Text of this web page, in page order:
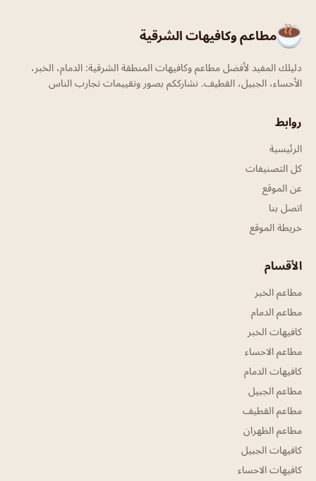
مطاعم وكافيهات الشرقية
دليلك المفيد لأفضل مطاعم وكافيهات المنطقة الشرقية: الدمام، الخبر،
الأحساء، الجبيل، القطيف. نشارككم بصور وتقييمات تجارب الناس
روابط
الرئيسية
كل التصنيفات
عن الموقع
اتصل بنا
خريطة الموقع
الأقسام
مطاعم الخبر
مطاعم الدمام
كافيهات الخبر
مطاعم الاحساء
كافيهات الدمام
مطاعم الجبيل
مطاعم القطيف
مطاعم الظهران
كافيهات الجبيل
كافيهات الاحساء